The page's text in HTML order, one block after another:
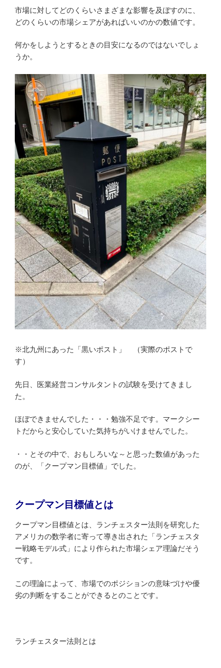
市場に対してどのくらいさまざまな影響を及ぼすのに、
どのくらいの市場シェアがあればいいのかの数値です。
何かをしようとするときの目安になるのではないでしょ
うか。
※北九州にあった「黒いポスト」 （実際のポストで
す）
先日、医業経営コンサルタントの試験を受けてきまし
た。
ほぼできませんでした・・・勉強不足です。マークシー
トだからと安心していた気持ちがいけませんでした。
・・とその中で、おもしろいな～と思った数値があった
のが、「クープマン目標値」でした。
クープマン目標値とは
クープマン目標値とは、ランチェスター法則を研究した
アメリカの数学者に寄って導き出された「ランチェスタ
ー戦略モデル式」により作られた市場シェア理論だそう
です。
この理論によって、市場でのポジションの意味づけや優
劣の判断をすることができるとのことです。
ランチェスター法則とは